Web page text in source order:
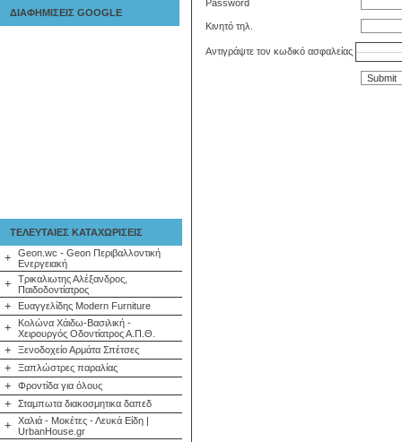
ΔΙΑΦΗΜΙΣΕΙΣ GOOGLE
ΤΕΛΕΥΤΑΙΕΣ ΚΑΤΑΧΩΡΙΣΕΙΣ
+
Geon.wc - Geon Περιβαλλοντική
Ενεργειακή
+
Τρικαλιωτης Αλέξανδρος,
Παιδοδοντίατρος
+ Ευαγγελίδης Modern Furniture
+
Κολώνα Χάιδω-Βασιλική -
Χειρουργός Οδοντίατρος Α.Π.Θ.
+ Ξενοδοχείο Αρμάτα Σπέτσες
+ Ξαπλώστρες παραλίας
+ Φροντίδα για όλους
+ Σταμπωτα διακοσμητικα δαπεδ
+
Χαλιά - Μοκέτες - Λευκά Είδη |
UrbanHouse.gr
Password
Kινητό τηλ.
Αντιγράψτε τον κωδικό ασφαλείας